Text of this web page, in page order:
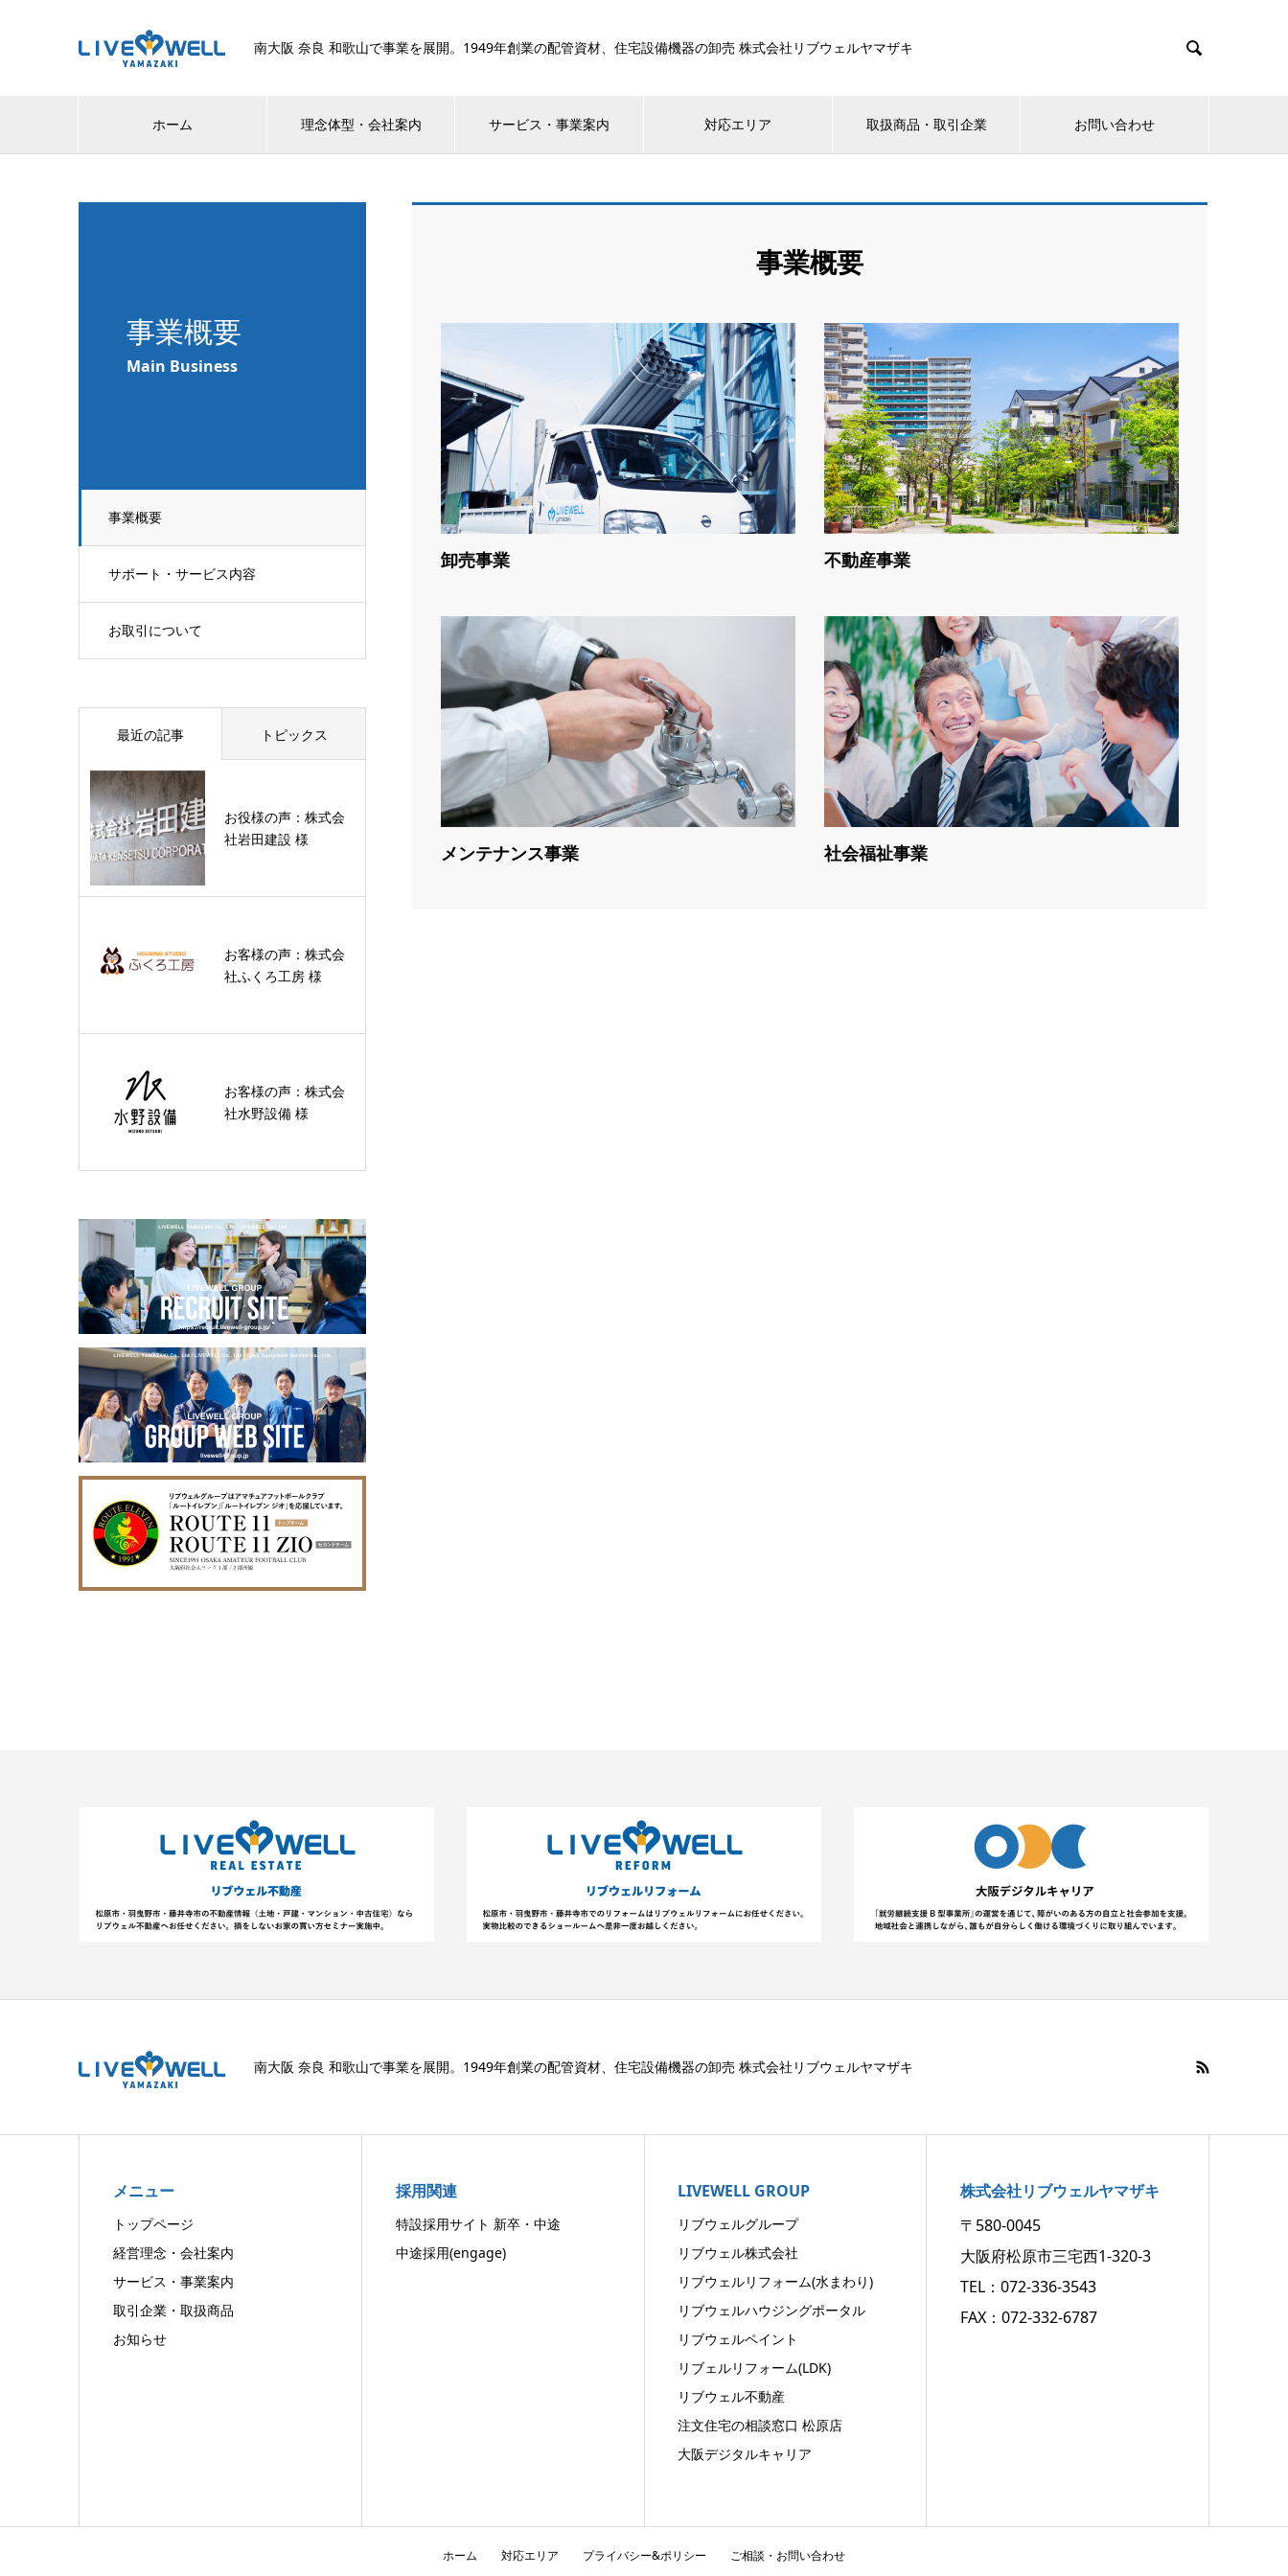
南大阪 奈良 和歌山で事業を展開。1949年創業の配管資材、住宅設備機器の卸売 株式会社リブウェルヤマザキ 
ホーム 理念体型・会社案内 サービス・事業案内 対応エリア 取扱商品・取引企業 お問い合わせ
事業概要
Main Business
事業概要
サポート・サービス内容
お取引について
事業概要
卸売事業 不動産事業
メンテナンス事業 社会福祉事業
最近の記事 トピックス
お役様の声：株式会
社岩田建設 様
お客様の声：株式会
社ふくろ工房 様
お客様の声：株式会
社水野設備 様
南大阪 奈良 和歌山で事業を展開。1949年創業の配管資材、住宅設備機器の卸売 株式会社リブウェルヤマザキ
メニュー
トップページ
経営理念・会社案内
サービス・事業案内
取引企業・取扱商品
お知らせ
採用関連
特設採用サイト 新卒・中途
中途採用(engage)
LIVEWELL GROUP
リブウェルグループ
リブウェル株式会社
リブウェルリフォーム(水まわり)
リブウェルハウジングポータル
リブウェルペイント
リブェルリフォーム(LDK)
リブウェル不動産
注文住宅の相談窓口 松原店
大阪デジタルキャリア
株式会社リブウェルヤマザキ
〒580-0045
大阪府松原市三宅西1-320-3
TEL：072-336-3543
FAX：072-332-6787
ホーム 対応エリア プライバシー&ポリシー ご相談・お問い合わせ